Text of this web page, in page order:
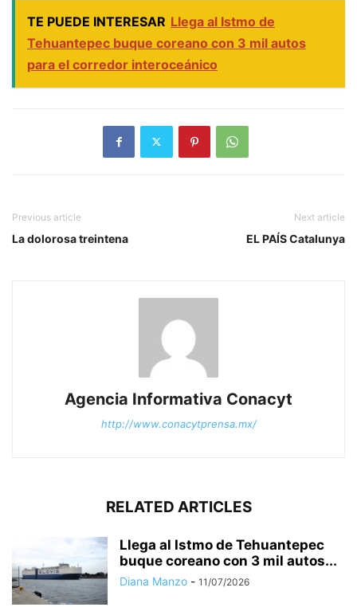
TE PUEDE INTERESAR Llega al Istmo de
Tehuantepec buque coreano con 3 mil autos
para el corredor interoceánico
Previous article
La dolorosa treintena
Next article
EL PAÍS Catalunya
Agencia Informativa Conacyt
http://www.conacytprensa.mx/
RELATED ARTICLES
Llega al Istmo de Tehuantepec
buque coreano con 3 mil autos...
Diana Manzo - 11/07/2026